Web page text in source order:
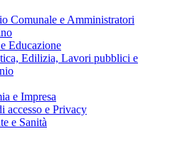
Comunale e Amministratori
Educazione
Edilizia, Lavori pubblici e
e Impresa
accesso e Privacy
e Sanità